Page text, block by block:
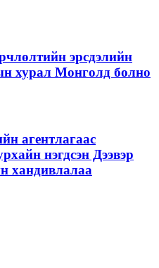
эрсдэлийн
хурал Монголд болно
агентлагаас
нэгдсэн Дээвэр
хандивлалаа